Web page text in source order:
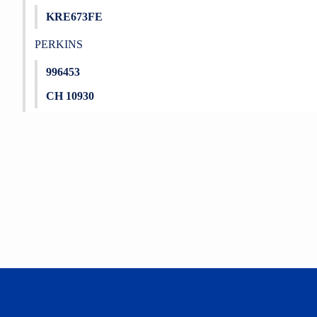
KRE673FE
PERKINS
996453
CH 10930
Ürün bilgilerinde hatalar bulunuyor.